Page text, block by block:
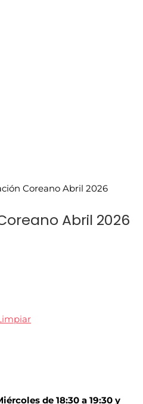
Coreano Abril 2026
Abril 2026
de 18:30 a 19:30 y